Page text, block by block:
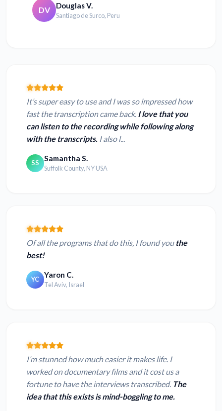
DV Douglas V.
Santiago de Surco, Peru
It’s super easy to use and I was so impressed how
fast the transcription came back. I love that you
can listen to the recording while following along
with the transcripts. I also l...
SS Samantha S.
Suffolk County, NY USA
Of all the programs that do this, I found you the
best!
YC Yaron C.
Tel Aviv, Israel
I’m stunned how much easier it makes life. I
worked on documentary films and it cost us a
fortune to have the interviews transcribed. The
idea that this exists is mind-boggling to me.